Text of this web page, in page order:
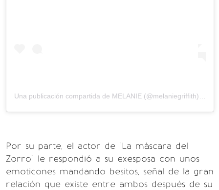
Una publicación compartida de MELANIE (@melaniegriffith) el
Por su parte, el actor de "La máscara del
Zorro" le respondió a su exesposa con unos
emoticones mandando besitos, señal de la gran
relación que existe entre ambos después de su